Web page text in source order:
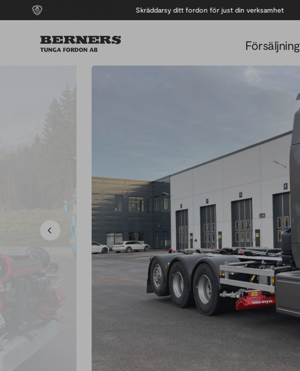
Skräddarsy ditt fordon för just din verksamhet
Försäljning